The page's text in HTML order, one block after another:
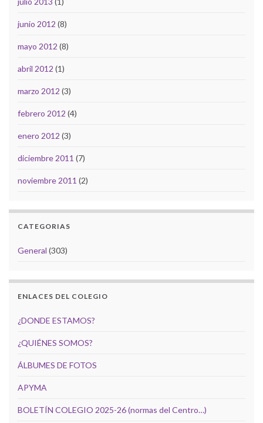
junio 2012 (8)
mayo 2012 (8)
abril 2012 (1)
marzo 2012 (3)
febrero 2012 (4)
enero 2012 (3)
diciembre 2011 (7)
noviembre 2011 (2)
CATEGORIAS
General (303)
ENLACES DEL COLEGIO
¿DONDE ESTAMOS?
¿QUIÉNES SOMOS?
ÁLBUMES DE FOTOS
APYMA
BOLETÍN COLEGIO 2025-26 (normas del Centro…)